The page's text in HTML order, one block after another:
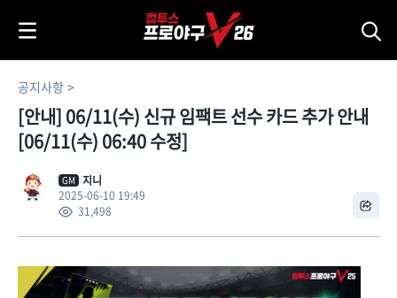
공지사항
[안내] 06/11(수) 신규 임팩트 선수 카드 추가 안내
[06/11(수) 06:40 수정]
GM 지니
2025-06-10 19:49
31,498